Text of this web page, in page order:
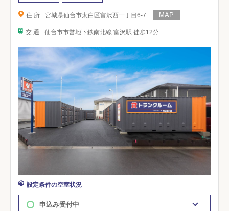
住 所 宮城県仙台市太白区富沢西一丁目6-7
交 通 仙台市市営地下鉄南北線 富沢駅 徒歩12分
設定条件の空室状況
申込み受付中